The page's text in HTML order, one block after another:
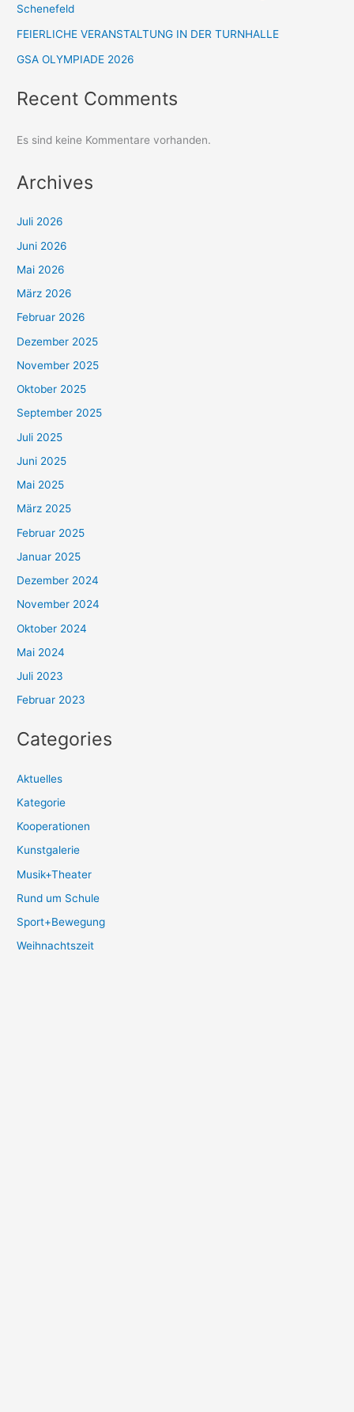
Schenefeld
FEIERLICHE VERANSTALTUNG IN DER TURNHALLE
GSA OLYMPIADE 2026
Recent Comments
Es sind keine Kommentare vorhanden.
Archives
Juli 2026
Juni 2026
Mai 2026
März 2026
Februar 2026
Dezember 2025
November 2025
Oktober 2025
September 2025
Juli 2025
Juni 2025
Mai 2025
März 2025
Februar 2025
Januar 2025
Dezember 2024
November 2024
Oktober 2024
Mai 2024
Juli 2023
Februar 2023
Categories
Aktuelles
Kategorie
Kooperationen
Kunstgalerie
Musik+Theater
Rund um Schule
Sport+Bewegung
Weihnachtszeit